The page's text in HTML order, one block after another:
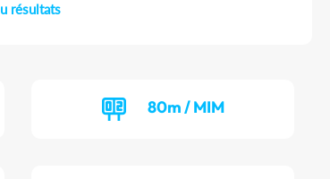
résultats
80m / MIM